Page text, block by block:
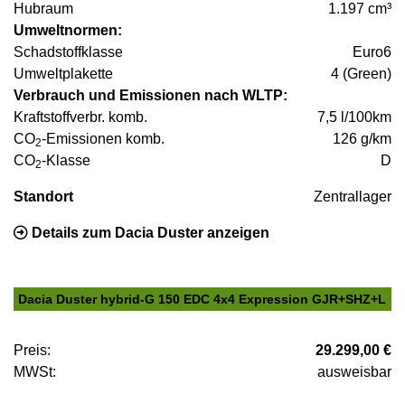
Hubraum
1.197 cm³
Umweltnormen:
Schadstoffklasse
Euro6
Umweltplakette
4 (Green)
Verbrauch und Emissionen nach WLTP:
Kraftstoffverbr. komb.
7,5 l/100km
CO2-Emissionen komb.
126 g/km
CO2-Klasse D
Standort Zentrallager
Details zum Dacia Duster anzeigen
Dacia Duster hybrid-G 150 EDC 4x4 Expression GJR+SHZ+L
Preis:
29.299,00 €
MWSt:
ausweisbar